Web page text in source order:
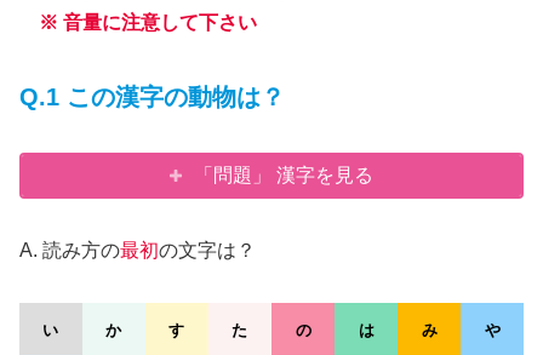
※ 音量に注意して下さい
Q.1 この漢字の動物は？
「問題」 漢字を見る
A. 読み方の最初の文字は？
い か す た の は み や